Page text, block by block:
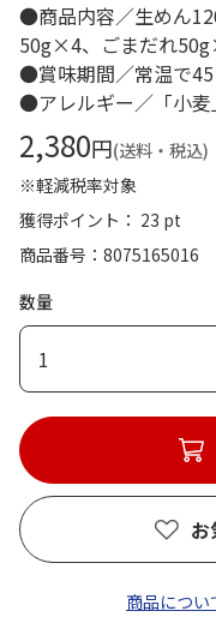
●商品内容／生めん
50g×4、ごまだれ
●賞味期間／常温で
●アレルギー／「小
2,380円(送料・税込)
※軽減税率対象
獲得ポイント： 23 pt
商品番号
8075165016
数量
1
お
商品につい